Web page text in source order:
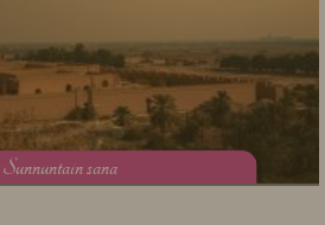
Sunnuntain sana